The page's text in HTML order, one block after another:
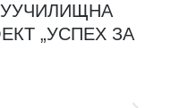
„УСПЕХ ЗА